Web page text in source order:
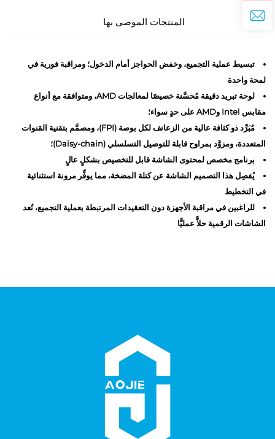
المنتجات الموصى بها
تبسيط عملية التجميع، وخفض الحواجز أمام الدخول؛ ومراقبة فورية في
لمحة واحدة
لوحة تبريد دقيقة مُحسَّنة خصيصًا لمعالجات AMD، ومتوافقة مع أنواع
مقابس Intel وAMD على حدٍ سواء؛
مُبَرِّد ذو كثافة عالية من الزعانف لكل بوصة (FPI)، ومصمَّم بتقنية القنوات
المتعددة، ومزوَّد بمراوح قابلة للتوصيل التسلسلي (Daisy-chain)؛
برنامج مخصص لمحتوى الشاشة قابل للتخصيص بشكلٍ عالٍ
يُفصِل هذا التصميم الشاشة عن كتلة المضخة، مما يوفِّر مرونة استثنائية
في التخطيط
للراغبين في مراقبة الأجهزة دون التعقيدات المرتبطة بعملية التجميع، تُعد
الشاشات الرقمية حلاًّ عمليًّا